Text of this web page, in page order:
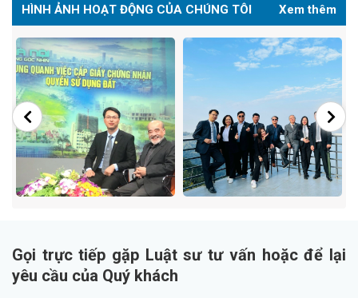
HÌNH ẢNH HOẠT ĐỘNG CỦA CHÚNG TÔI Xem thêm
Gọi trực tiếp gặp Luật sư tư vấn hoặc để lại
yêu cầu của Quý khách